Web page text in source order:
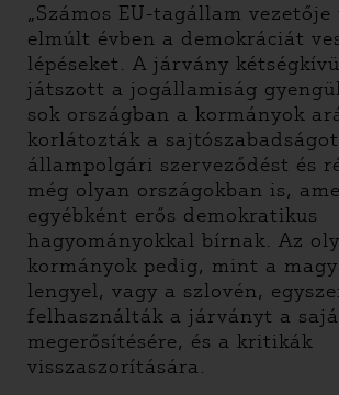
„Számos EU-tagállam
elmúlt évben a demokráciát
lépéseket. A járvány
játszott a jogállamiság
sok országban a kormányok
korlátozták a
állampolgári szerveződést és
még olyan országokban is,
egyébként erős demokratikus
hagyományokkal bírnak. Az
kormányok pedig, mint a
lengyel, vagy a szlovén,
felhasználták a járványt a
megerősítésére, és a kritikák
visszaszorítására.